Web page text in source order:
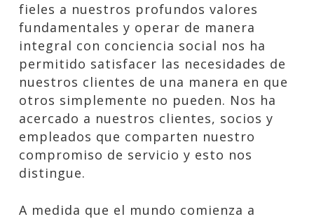
fieles a nuestros profundos valores
fundamentales y operar de manera
integral con conciencia social nos ha
permitido satisfacer las necesidades de
nuestros clientes de una manera en que
otros simplemente no pueden. Nos ha
acercado a nuestros clientes, socios y
empleados que comparten nuestro
compromiso de servicio y esto nos
distingue.
A medida que el mundo comienza a